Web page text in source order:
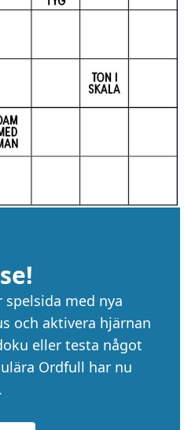
med nya
och aktivera hjärnan
eller testa något
Ordfull har nu